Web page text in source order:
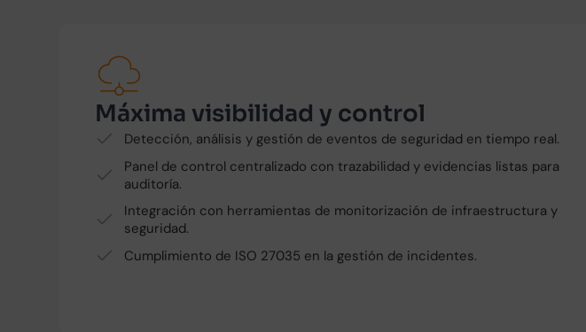
Máxima visibilidad y control
Detección, análisis y gestión de eventos de seguridad en tiempo real.
Panel de control centralizado con trazabilidad y evidencias listas para
auditoría.
Integración con herramientas de monitorización de infraestructura y
seguridad.
Cumplimiento de ISO 27035 en la gestión de incidentes.